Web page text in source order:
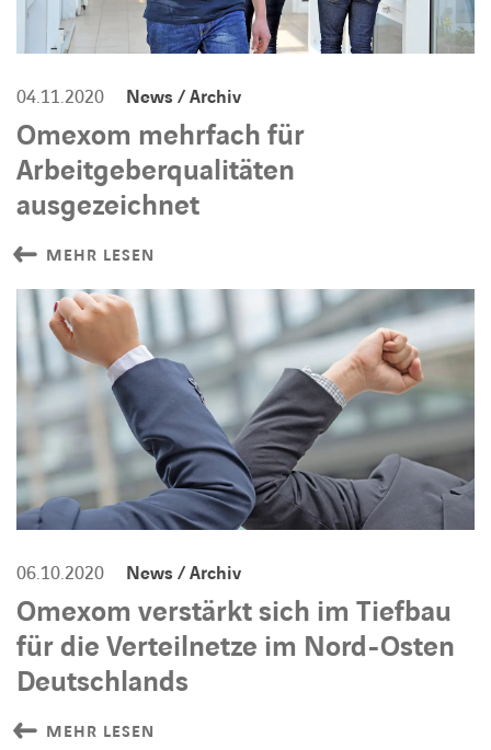
04.11.2020 News / Archiv
Omexom mehrfach für
Arbeitgeberqualitäten
ausgezeichnet
MEHR LESEN
06.10.2020 News / Archiv
Omexom verstärkt sich im Tiefbau
für die Verteilnetze im Nord-Osten
Deutschlands
MEHR LESEN